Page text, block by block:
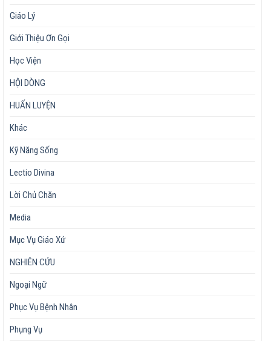
Giáo Lý
Giới Thiệu Ơn Gọi
Học Viện
HỘI DÒNG
HUẤN LUYỆN
Khác
Kỹ Năng Sống
Lectio Divina
Lời Chủ Chăn
Media
Mục Vụ Giáo Xứ
NGHIÊN CỨU
Ngoại Ngữ
Phục Vụ Bệnh Nhân
Phụng Vụ